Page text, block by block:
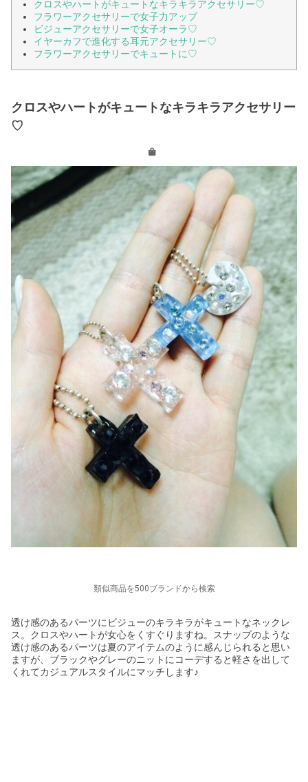
クロスやハートがキュートなキラキラアクセサリー♡
フラワーアクセサリーで女子力アップ
ビジューアクセサリーで女子オーラ♡
イヤーカフで進化する耳元アクセサリー♡
フラワーアクセサリーでキュートに♡
クロスやハートがキュートなキラキラアクセサリー
♡
類似商品を500ブランドから検索
透け感のあるパーツにビジューのキラキラがキュートなネックレ
ス。クロスやハートが女心をくすぐりますね。スナップのような
透け感のあるパーツは夏のアイテムのように感んじられると思い
ますが、ブラックやグレーのニットにコーデすると軽さを出して
くれてカジュアルスタイルにマッチします♪